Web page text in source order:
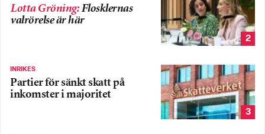
Lotta Gröning:Flosklernas
valrörelse är här
2
INRIKES
Partier för sänkt skatt på
inkomster i majoritet
3